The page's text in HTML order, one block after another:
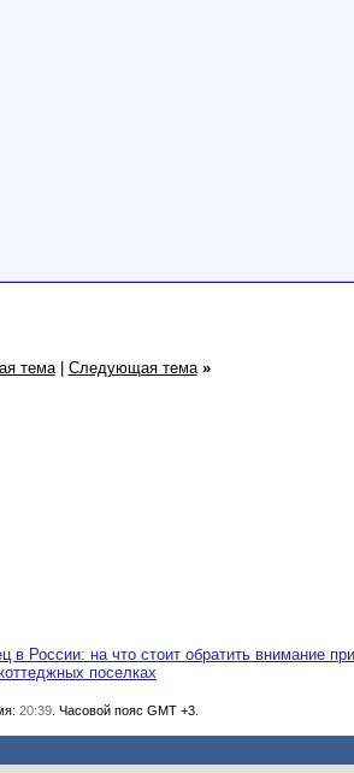
тема| Следующая тема »
в России: на что стоит обратить внимание
поселках
20:39 . Часовой пояс GMT +3.